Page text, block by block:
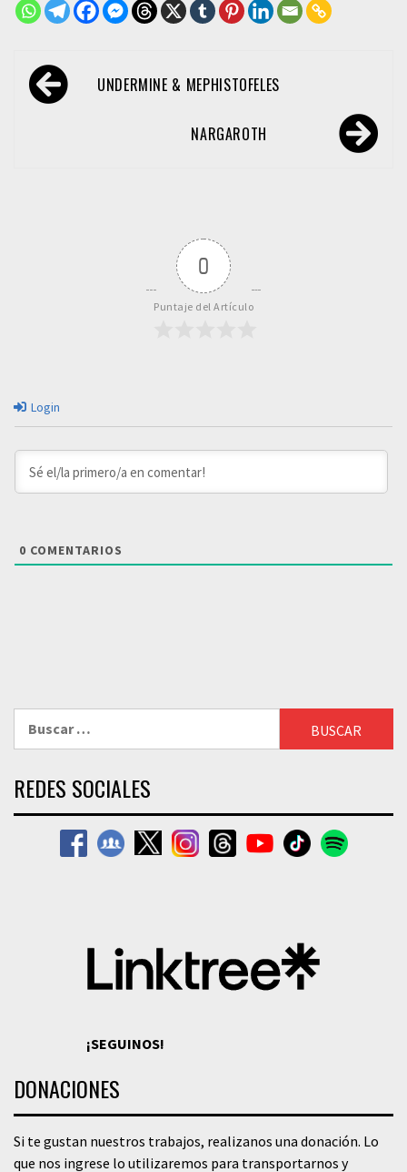
Navegación
de UNDERMINE & MEPHISTOFELES
NARGAROTH
0
Puntaje del Artículo
Login
0 COMENTARIOS
REDES SOCIALES
¡SEGUINOS!
DONACIONES
Si te gustan nuestros trabajos, realizanos una donación. Lo
que nos ingrese lo utilizaremos para transportarnos y